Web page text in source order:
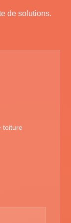
de solutions.
toiture